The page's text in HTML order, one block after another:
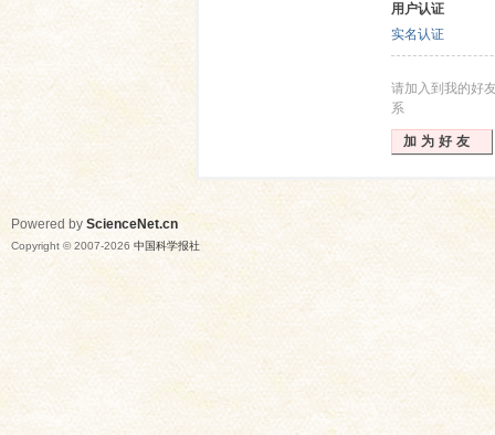
用户认证
实名认证
请加入到我的好
系
加为好友
Powered by ScienceNet.cn
Copyright © 2007-2026 中国科学报社